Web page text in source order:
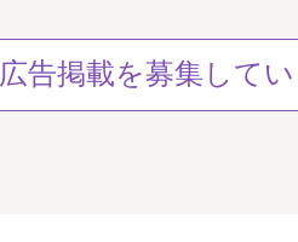
広告掲載を募集して